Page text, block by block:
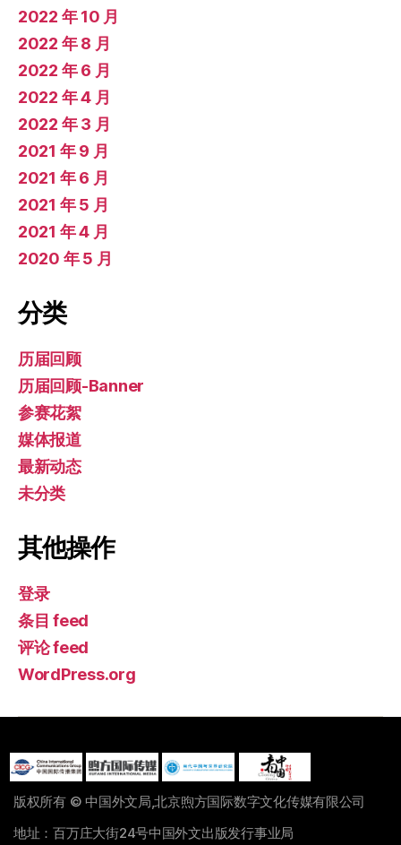
2022 年 10 月
2022 年 8 月
2022 年 6 月
2022 年 4 月
2022 年 3 月
2021 年 9 月
2021 年 6 月
2021 年 5 月
2021 年 4 月
2020 年 5 月
分类
历届回顾
历届回顾-Banner
参赛花絮
媒体报道
最新动态
未分类
其他操作
登录
条目 feed
评论 feed
WordPress.org
版权所有 © 中国外文局,北京煦方国际数字文化传媒有限公司
地址：百万庄大街24号中国外文出版发行事业局